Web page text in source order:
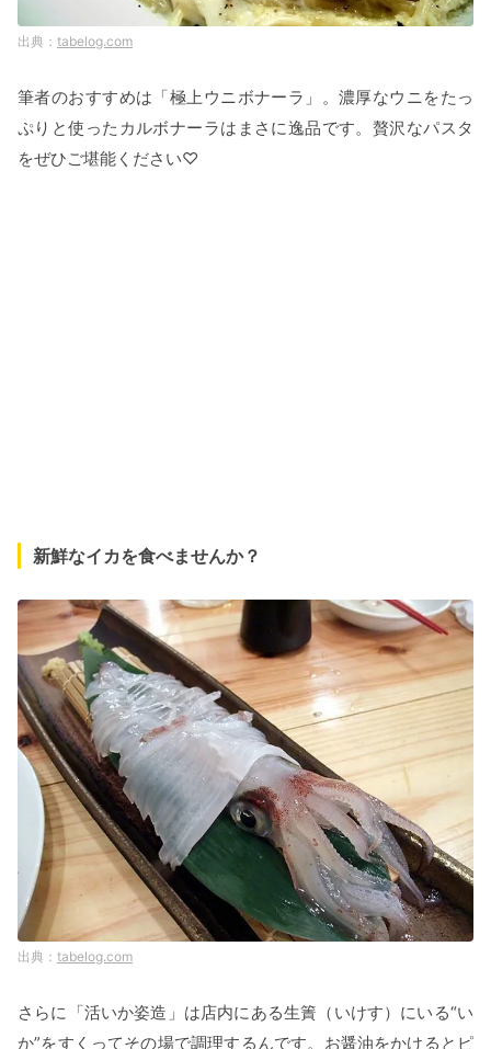
tabelog.com
筆者のおすすめは「極上ウニボナーラ」。濃厚なウニをたっ
ぷりと使ったカルボナーラはまさに逸品です。贅沢なパスタ
をぜひご堪能ください♡
新鮮なイカを食べませんか？
tabelog.com
さらに「活いか姿造」は店内にある生簀（いけす）にいる“い
か”をすくってその場で調理するんです。お醤油をかけるとピ